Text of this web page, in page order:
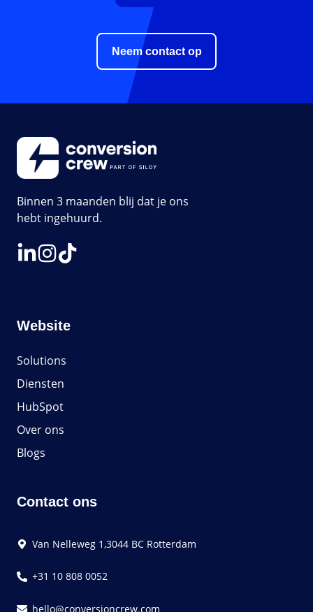
Neem contact op
Binnen 3 maanden blij dat je ons
hebt ingehuurd.
Website
Solutions
Diensten
HubSpot
Over ons
Blogs
Contact ons
Van Nelleweg 1,3044 BC Rotterdam
+31 10 808 0052
hello@conversioncrew.com